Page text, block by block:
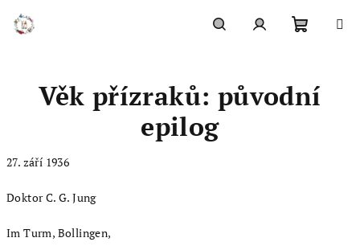
obsah
košík
Věk přízraků: původní
epilog
27. září 1936
Doktor C. G. Jung
Im Turm, Bollingen,